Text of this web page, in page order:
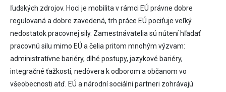
ľudských zdrojov. Hoci je mobilita v rámci EÚ právne dobre
regulovaná a dobre zavedená, trh práce EÚ pociťuje veľký
nedostatok pracovnej sily. Zamestnávatelia sú nútení hľadať
pracovnú silu mimo EÚ a čelia pritom mnohým výzvam:
administratívne bariéry, dlhé postupy, jazykové bariéry,
integračné ťažkosti, nedôvera k odborom a občanom vo
všeobecnosti atď. EÚ a národní sociálni partneri zohrávajú